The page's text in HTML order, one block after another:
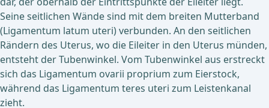
Seine seitlichen Wände sind mit dem breiten Mutterband
(Ligamentum latum uteri) verbunden. An den seitlichen
Rändern des Uterus, wo die Eileiter in den Uterus münden,
entsteht der Tubenwinkel. Vom Tubenwinkel aus erstreckt
sich das Ligamentum ovarii proprium zum Eierstock,
während das Ligamentum teres uteri zum Leistenkanal
zieht.